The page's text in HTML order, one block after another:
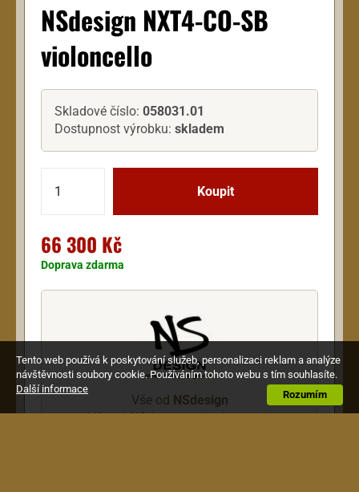
NSdesign NXT4-CO-SB
violoncello
Skladové číslo: 058031.01
Dostupnost výrobku: skladem
66 300 Kč
Doprava zdarma
Vše od NSdesign
Vše od NSdesign v této kategorii
Tento web používá k poskytování služeb, personalizaci reklam a analýze
návštěvnosti soubory cookie. Používáním tohoto webu s tím souhlasíte.
Rozumím
Další informace